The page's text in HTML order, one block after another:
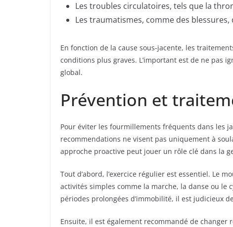
Les troubles circulatoires, tels que la
Les traumatismes, comme des
En fonction de la cause sous-jacente, les
conditions plus graves. L’important est de ne pas
global.
Prévention et
Pour éviter les fourmillements fréquents dans les
recommendations ne visent pas uniquement à
approche proactive peut jouer un rôle clé dans la
Tout d’abord, l’exercice régulier est essentiel. Le
activités simples comme la marche, la danse ou
périodes prolongées d’immobilité, il est judicieux
Ensuite, il est également recommandé de